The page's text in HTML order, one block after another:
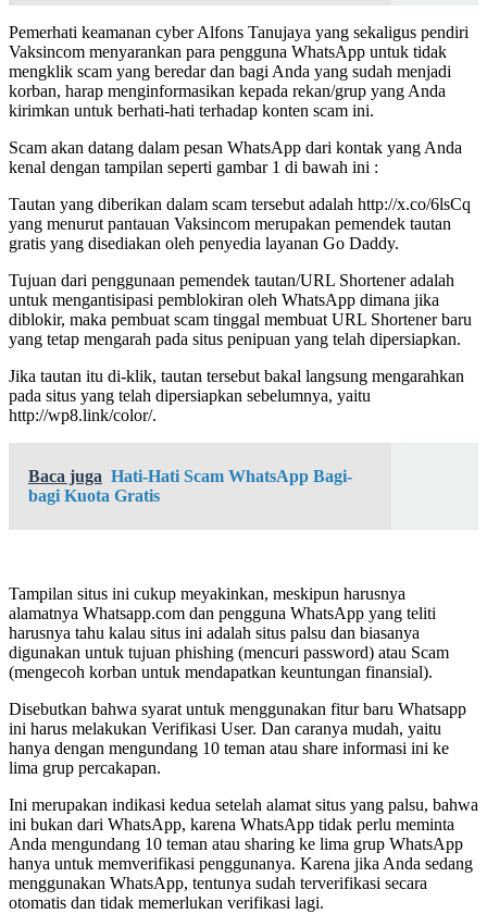
Pemerhati keamanan cyber Alfons Tanujaya yang sekaligus pendiri
Vaksincom menyarankan para pengguna WhatsApp untuk tidak
mengklik scam yang beredar dan bagi Anda yang sudah menjadi
korban, harap menginformasikan kepada rekan/grup yang Anda
kirimkan untuk berhati-hati terhadap konten scam ini.
Scam akan datang dalam pesan WhatsApp dari kontak yang Anda
kenal dengan tampilan seperti gambar 1 di bawah ini :
Tautan yang diberikan dalam scam tersebut adalah http://x.co/6lsCq
yang menurut pantauan Vaksincom merupakan pemendek tautan
gratis yang disediakan oleh penyedia layanan Go Daddy.
Tujuan dari penggunaan pemendek tautan/URL Shortener adalah
untuk mengantisipasi pemblokiran oleh WhatsApp dimana jika
diblokir, maka pembuat scam tinggal membuat URL Shortener baru
yang tetap mengarah pada situs penipuan yang telah dipersiapkan.
Jika tautan itu di-klik, tautan tersebut bakal langsung mengarahkan
pada situs yang telah dipersiapkan sebelumnya, yaitu
http://wp8.link/color/.
Baca juga Hati-Hati Scam WhatsApp Bagi-
bagi Kuota Gratis
Tampilan situs ini cukup meyakinkan, meskipun harusnya
alamatnya Whatsapp.com dan pengguna WhatsApp yang teliti
harusnya tahu kalau situs ini adalah situs palsu dan biasanya
digunakan untuk tujuan phishing (mencuri password) atau Scam
(mengecoh korban untuk mendapatkan keuntungan finansial).
Disebutkan bahwa syarat untuk menggunakan fitur baru Whatsapp
ini harus melakukan Verifikasi User. Dan caranya mudah, yaitu
hanya dengan mengundang 10 teman atau share informasi ini ke
lima grup percakapan.
Ini merupakan indikasi kedua setelah alamat situs yang palsu, bahwa
ini bukan dari WhatsApp, karena WhatsApp tidak perlu meminta
Anda mengundang 10 teman atau sharing ke lima grup WhatsApp
hanya untuk memverifikasi penggunanya. Karena jika Anda sedang
menggunakan WhatsApp, tentunya sudah terverifikasi secara
otomatis dan tidak memerlukan verifikasi lagi.